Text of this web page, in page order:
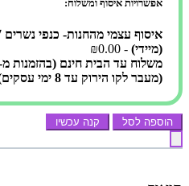
אפשרויות איסוף ומשלוח:
(מיידי) - ₪0.00
(מעבר לקו הירוק עד 8 ימי עסקים)
הוספה לסל קנה עכשיו